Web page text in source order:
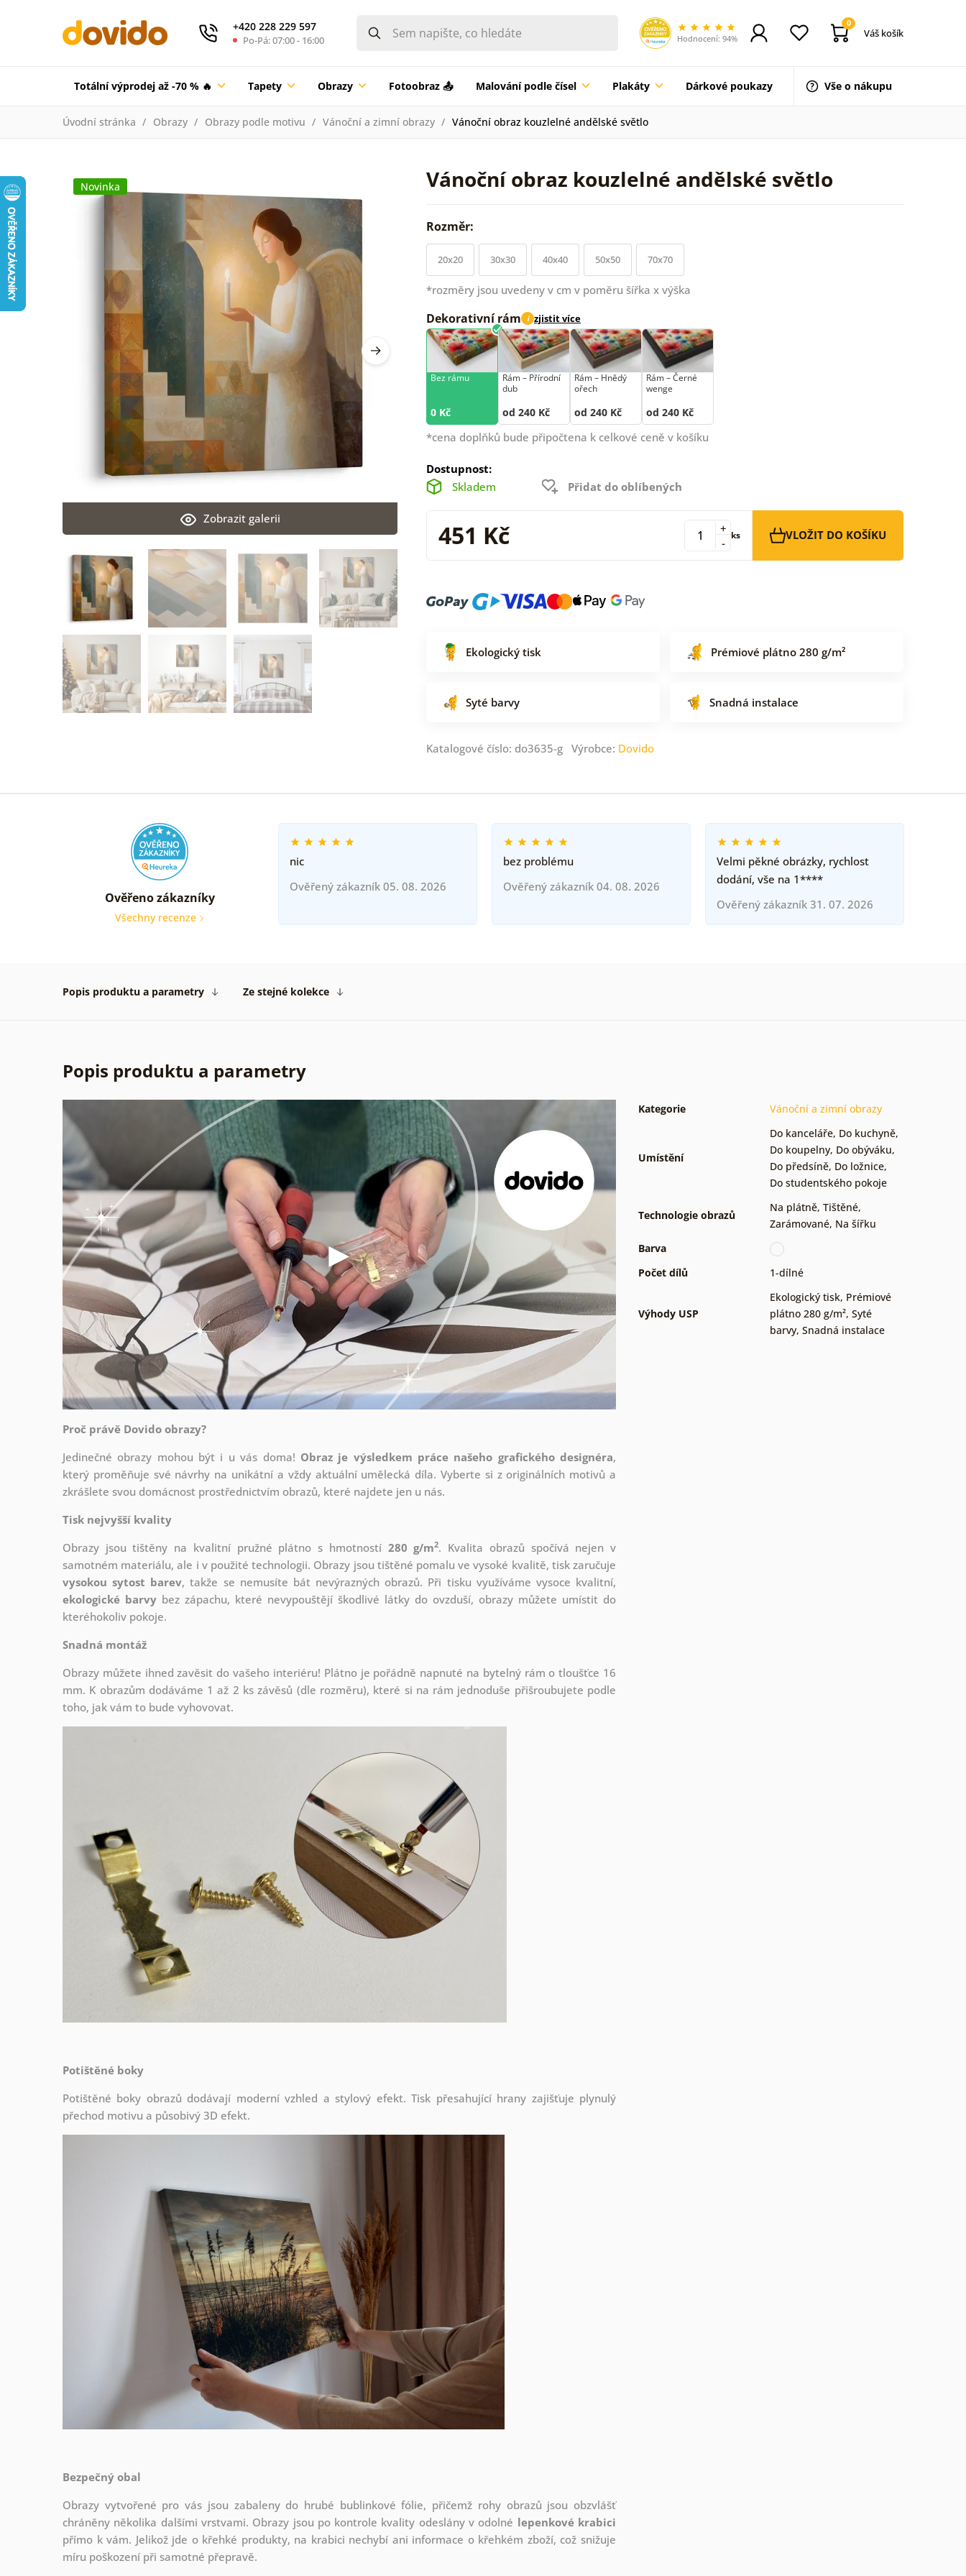
+420 228 229 597
Po-Pá: 07:00 - 16:00 Hodnocení: 94%
0
Váš košík
Totální výprodej až -70 % 🔥 Tapety Obrazy Fotoobraz 📤 Malování podle čísel Plakáty Dárkové poukazy Vše o nákupu
Úvodní stránka Obrazy Obrazy podle motivu Vánoční a zimní obrazy Vánoční obraz kouzlelné andělské světlo
Vánoční obraz kouzlelné andělské světlo
Zobrazit galerii
Novinka
Rozměr:
20x20 30x30 40x40 50x50 70x70
*rozměry jsou uvedeny v cm v poměru šířka x výška
Dekorativní rám i zjistit více
Bez rámu
0 Kč
Rám –⁠⁠⁠⁠⁠⁠ Přírodní
dub
od 240 Kč
Rám –⁠⁠⁠⁠⁠⁠ Hnědý
ořech
od 240 Kč
Rám –⁠⁠⁠⁠⁠⁠ Černé
wenge
od 240 Kč
*cena doplňků bude připočtena k celkové ceně v košíku
Dostupnost:
Skladem
Přidat do oblíbených
451 Kč -
+ ks VLOŽIT DO KOŠÍKU
Ekologický tisk Prémiové plátno 280 g/m²
Syté barvy Snadná instalace
Katalogové číslo: do3635-g Výrobce: Dovido
Ověřeno zákazníky
Všechny recenze
nic
Ověřený zákazník 05. 08. 2026
bez problému
Ověřený zákazník 04. 08. 2026
Velmi pěkné obrázky, rychlost
dodání, vše na 1****
Ověřený zákazník 31. 07. 2026
Popis produktu a parametry Ze stejné kolekce
Popis produktu a parametry
Proč právě Dovido obrazy?
Jedinečné obrazy mohou být i u vás doma! Obraz je výsledkem práce našeho grafického designéra,
který proměňuje své návrhy na unikátní a vždy aktuální umělecká díla. Vyberte si z originálních motivů a
zkrášlete svou domácnost prostřednictvím obrazů, které najdete jen u nás.
Tisk nejvyšší kvality
Obrazy jsou tištěny na kvalitní pružné plátno s hmotností 280 g/m2. Kvalita obrazů spočívá nejen v
samotném materiálu, ale i v použité technologii. Obrazy jsou tištěné pomalu ve vysoké kvalitě, tisk zaručuje
vysokou sytost barev, takže se nemusíte bát nevýrazných obrazů. Při tisku využíváme vysoce kvalitní,
ekologické barvy bez zápachu, které nevypouštějí škodlivé látky do ovzduší, obrazy můžete umístit do
kteréhokoliv pokoje.
Snadná montáž
Obrazy můžete ihned zavěsit do vašeho interiéru! Plátno je pořádně napnuté na bytelný rám o tloušťce 16
mm. K obrazům dodáváme 1 až 2 ks závěsů (dle rozměru), které si na rám jednoduše přišroubujete podle
toho, jak vám to bude vyhovovat.
Potištěné boky
Potištěné boky obrazů dodávají moderní vzhled a stylový efekt. Tisk přesahující hrany zajišťuje plynulý
přechod motivu a působivý 3D efekt.
Bezpečný obal
Obrazy vytvořené pro vás jsou zabaleny do hrubé bublinkové fólie, přičemž rohy obrazů jsou obzvlášť
chráněny několika dalšími vrstvami. Obrazy jsou po kontrole kvality odeslány v odolné lepenkové krabici
přímo k vám. Jelikož jde o křehké produkty, na krabici nechybí ani informace o křehkém zboží, což snižuje
míru poškození při samotné přepravě.
Kategorie Vánoční a zimní obrazy
Umístění
Do kanceláře, Do kuchyně,
Do koupelny, Do obýváku,
Do předsíně, Do ložnice,
Do studentského pokoje
Technologie obrazů
Na plátně, Tištěné,
Zarámované, Na šířku
Barva
Počet dílů
1-dílné
Výhody USP
Ekologický tisk, Prémiové
plátno 280 g/m², Syté
barvy, Snadná instalace